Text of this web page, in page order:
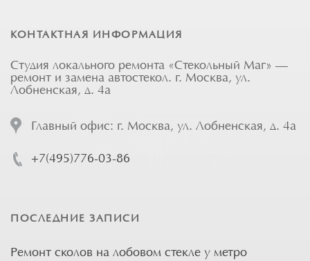
КОНТАКТНАЯ ИНФОРМАЦИЯ
Студия локального ремонта «Стекольный Маг» —
ремонт и замена автостекол. г. Москва, ул.
Лобненская, д. 4а
Главный офис: г. Москва, ул. Лобненская, д. 4а
+7(495)776-03-86
ПОСЛЕДНИЕ ЗАПИСИ
Ремонт сколов на лобовом стекле у метро